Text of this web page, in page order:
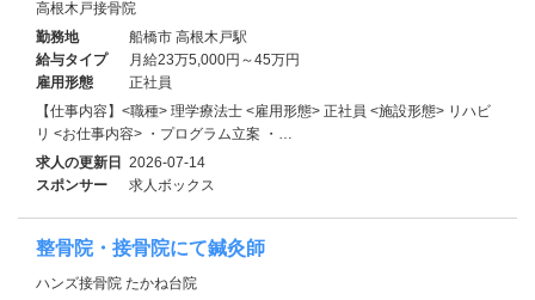
高根木戸接骨院
勤務地
船橋市 高根木戸駅
給与タイプ
月給23万5,000円～45万円
雇用形態
正社員
【仕事内容】<職種> 理学療法士 <雇用形態> 正社員 <施設形態> リハビ
リ <お仕事内容> ・プログラム立案 ・…
求人の更新日 2026-07-14
スポンサー
求人ボックス
整骨院・接骨院にて鍼灸師
ハンズ接骨院 たかね台院